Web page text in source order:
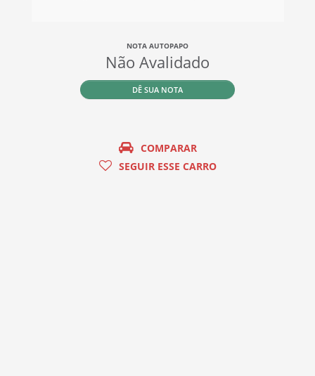
NOTA AUTOPAPO
Não Avalidado
DÊ SUA NOTA
COMPARAR
SEGUIR ESSE CARRO